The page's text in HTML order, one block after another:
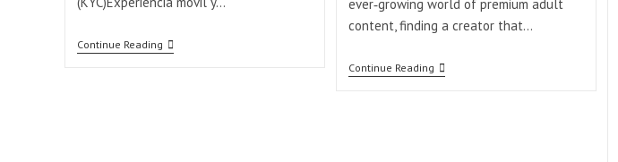
Continue ReadingCasino
Carlos
ever‑growing world of premium adult
content, finding a creator that…
Continue ReadingTop
Ten